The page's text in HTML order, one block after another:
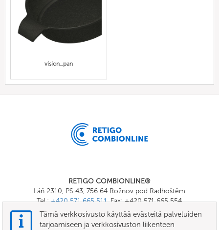
vision_pan
RETIGO COMBIONLINE®
Láň 2310, PS 43, 756 64 Rožnov pod Radhoštěm
Tel.:+420 571 665 511, Fax: +420 571 665 554
E-mail:
info@combionline.com
Tämä verkkosivusto käyttää evästeitä palveluiden
tarjoamiseen ja verkkosivuston liikenteen